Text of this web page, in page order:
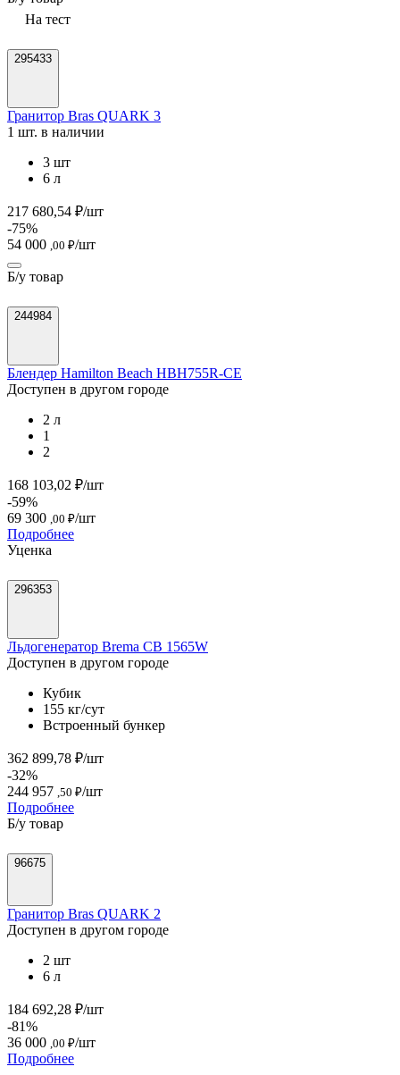
На тест
295433
Гранитор Bras QUARK 3
1 шт. в наличии
3 шт
6 л
217 680,54 ₽/шт
-75%
54 000 ,00 ₽/шт
Б/у товар
244984
Блендер Hamilton Beach HBH755R-CE
Доступен в другом городе
2 л
1
2
168 103,02 ₽/шт
-59%
69 300 ,00 ₽/шт
Подробнее
Уценка
296353
Льдогенератор Brema CB 1565W
Доступен в другом городе
Кубик
155 кг/сут
Встроенный бункер
362 899,78 ₽/шт
-32%
244 957 ,50 ₽/шт
Подробнее
Б/у товар
96675
Гранитор Bras QUARK 2
Доступен в другом городе
2 шт
6 л
184 692,28 ₽/шт
-81%
36 000 ,00 ₽/шт
Подробнее